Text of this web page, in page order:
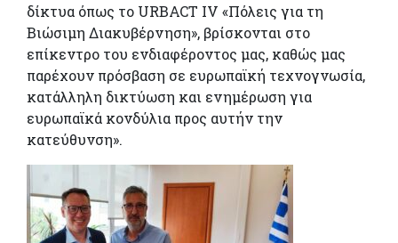
δίκτυα όπως το URBACT IV «Πόλεις για τη
Βιώσιμη Διακυβέρνηση», βρίσκονται στο
επίκεντρο του ενδιαφέροντος μας, καθώς μας
παρέχουν πρόσβαση σε ευρωπαϊκή τεχνογνωσία,
κατάλληλη δικτύωση και ενημέρωση για
ευρωπαϊκά κονδύλια προς αυτήν την
κατεύθυνση».